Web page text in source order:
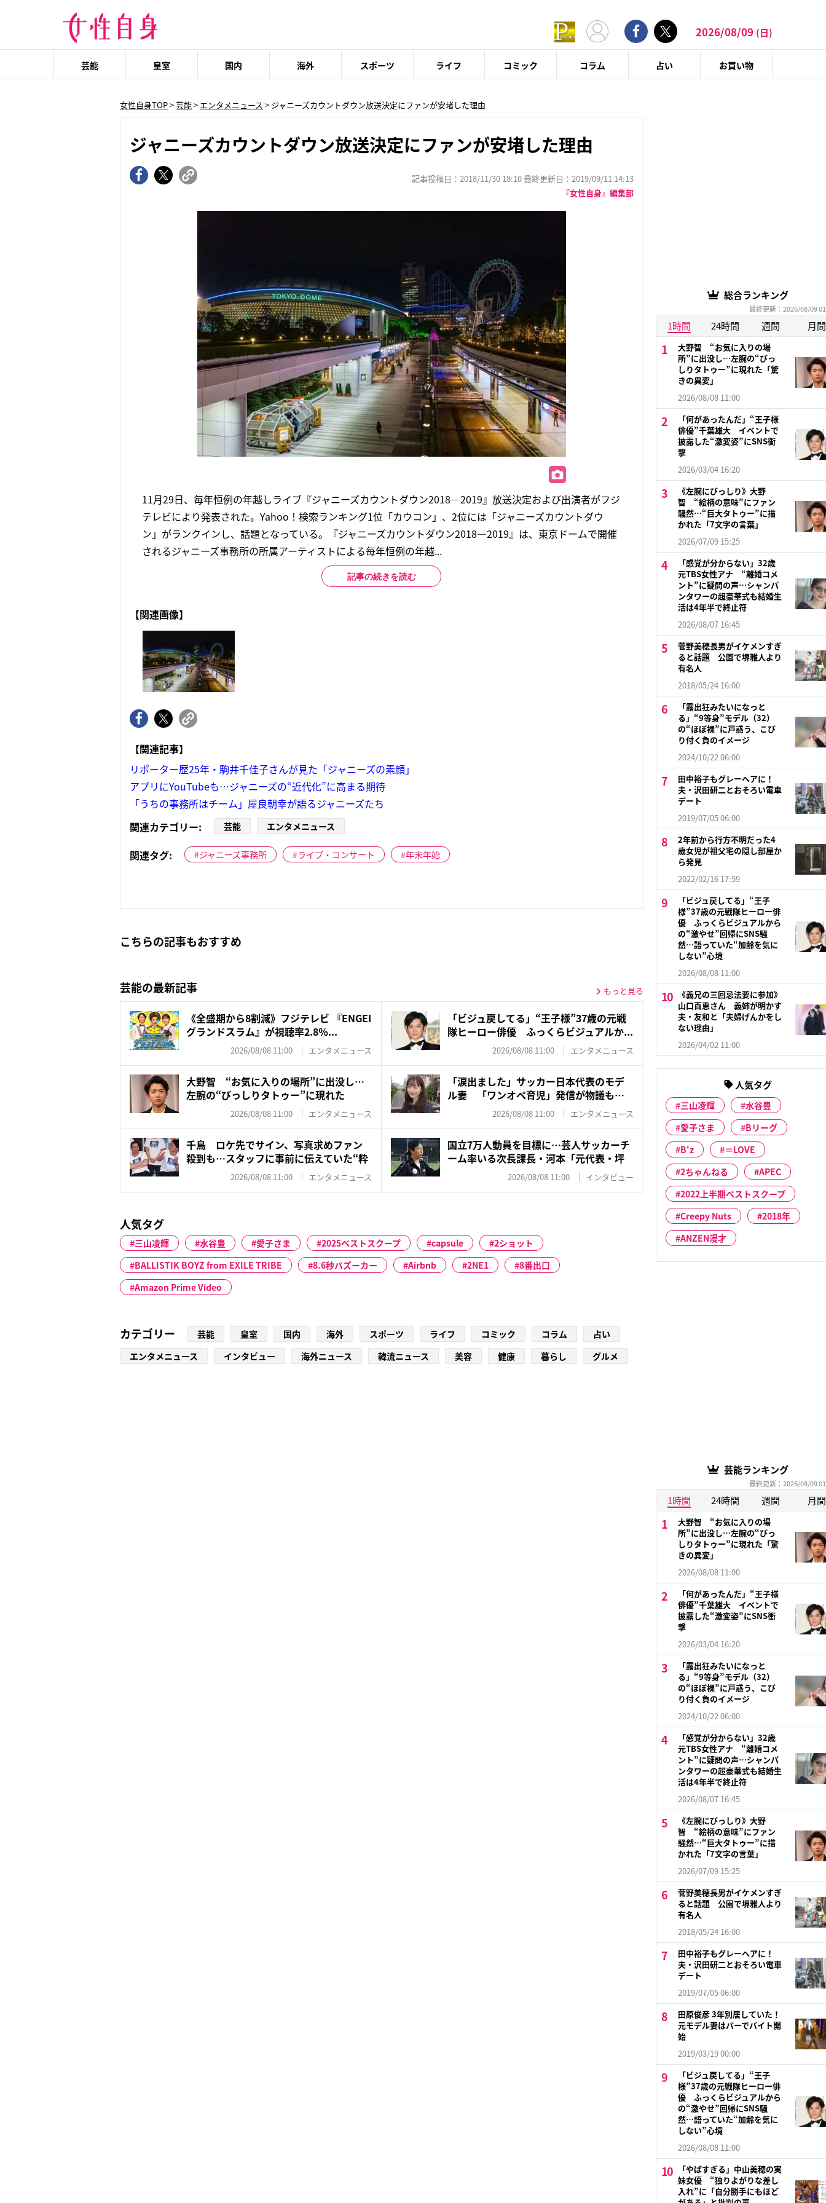
2026/08/09 (日)
芸能 皇室 国内 海外 スポーツ ライフ コミック コラム 占い お買い物
女性自身TOP>芸能> エンタメニュース > ジャニーズカウントダウン放送決定にファンが安堵した理由
ジャニーズカウントダウン放送決定にファンが安堵した理由
記事投稿日：2018/11/30 18:10 最終更新日：2019/09/11 14:13
『女性自身』編集部
11月29日、毎年恒例の年越しライブ『ジャニーズカウントダウン2018―2019』放送決定および出演者がフジ
テレビにより発表された。Yahoo！検索ランキング1位「カウコン」、2位には「ジャニーズカウントダウ
ン」がランクインし、話題となっている。『ジャニーズカウントダウン2018―2019』は、東京ドームで開催
されるジャニーズ事務所の所属アーティストによる毎年恒例の年越...
記事の続きを読む
【関連画像】
【関連記事】
リポーター歴25年・駒井千佳子さんが見た「ジャニーズの素顔」
アプリにYouTubeも…ジャニーズの“近代化”に高まる期待
「うちの事務所はチーム」屋良朝幸が語るジャニーズたち
関連カテゴリー:
芸能 エンタメニュース
関連タグ: ジャニーズ事務所 ライブ・コンサート 年末年始
こちらの記事もおすすめ
芸能の最新記事 もっと見る
《全盛期から8割減》フジテレビ 『ENGEI
グランドスラム』が視聴率2.8％...
2026/08/08 11:00 エンタメニュース
「ビジュ戻してる」“王子様”37歳の元戦
隊ヒーロー俳優 ふっくらビジュアルか...
2026/08/08 11:00 エンタメニュース
大野智 “お気に入りの場所”に出没し…
左腕の“びっしりタトゥー”に現れた
2026/08/08 11:00 エンタメニュース
「涙出ました」サッカー日本代表のモデ
ル妻 「ワンオペ育児」発信が物議も…
2026/08/08 11:00 エンタメニュース
千鳥 ロケ先でサイン、写真求めファン
殺到も…スタッフに事前に伝えていた“粋
2026/08/08 11:00 エンタメニュース
国立7万人動員を目標に…芸人サッカーチ
ーム率いる次長課長・河本「元代表・坪
2026/08/08 11:00 インタビュー
人気タグ
三山凌輝 水谷豊 愛子さま 2025ベストスクープ capsule
2ショット
BALLISTIK BOYZ from EXILE TRIBE
8.6秒バズーカー Airbnb 2NE1
8番出口
Amazon Prime Video
カテゴリー 芸能 皇室 国内 海外 スポーツ ライフ コミック コラム
占い
エンタメニュース
インタビュー 海外ニュース 韓流ニュース 美容 健康 暮らし グルメ
総合ランキング
最終更新：2026/08/09
1時間 24時間 週間 月間
大野智 “お気に入りの場
所”に出没し…左腕の“びっ
しりタトゥー”に現れた「驚
きの異変」
2026/08/08 11:00
「何があったんだ」“王子様
俳優”千葉雄大 イベントで
披露した“激変姿”にSNS衝
撃
2026/03/04 16:20
《左腕にびっしり》大野
智 “絵柄の意味”にファン
騒然…“巨大タトゥー”に描
かれた「7文字の言葉」
2026/07/09 15:25
「感覚が分からない」32歳
元TBS女性アナ “離婚コメ
ント”に疑問の声…シャンパ
ンタワーの超豪華式も結婚生
活は4年半で終止符
2026/08/07 16:45
菅野美穂長男がイケメンすぎ
ると話題 公園で堺雅人より
有名人
2018/05/24 16:00
「露出狂みたいになっと
る」“9等身”モデル（32）
の“ほぼ裸”に戸惑う、こび
り付く負のイメージ
2024/10/22 06:00
田中裕子もグレーヘアに！
夫・沢田研二とおそろい電車
デート
2019/07/05 06:00
2年前から行方不明だった4
歳女児が祖父宅の隠し部屋か
ら発見
2022/02/16 17:59
「ビジュ戻してる」“王子
様”37歳の元戦隊ヒーロー俳
優 ふっくらビジュアルから
の“激やせ”回帰にSNS騒
然…語っていた“加齢を気に
しない”心境
2026/08/08 11:00
《義兄の三回忌法要に参加》
山口百恵さん 義姉が明かす
夫・友和と「夫婦げんかをし
ない理由」
2026/04/02 11:00
人気タグ
三山凌輝
水谷豊
愛子さま
Bリーグ
B'z
＝LOVE
2ちゃんねる
APEC
2022上半期ベストスクープ
Creepy Nuts
2018年
ANZEN漫才
芸能ランキング
最終更新：2026/08/09
1時間 24時間 週間 月間
大野智 “お気に入りの場
所”に出没し…左腕の“びっ
しりタトゥー”に現れた「驚
きの異変」
2026/08/08 11:00
「何があったんだ」“王子様
俳優”千葉雄大 イベントで
披露した“激変姿”にSNS衝
撃
2026/03/04 16:20
「露出狂みたいになっと
る」“9等身”モデル（32）
の“ほぼ裸”に戸惑う、こび
り付く負のイメージ
2024/10/22 06:00
「感覚が分からない」32歳
元TBS女性アナ “離婚コメ
ント”に疑問の声…シャンパ
ンタワーの超豪華式も結婚生
活は4年半で終止符
2026/08/07 16:45
《左腕にびっしり》大野
智 “絵柄の意味”にファン
騒然…“巨大タトゥー”に描
かれた「7文字の言葉」
2026/07/09 15:25
菅野美穂長男がイケメンすぎ
ると話題 公園で堺雅人より
有名人
2018/05/24 16:00
田中裕子もグレーヘアに！
夫・沢田研二とおそろい電車
デート
2019/07/05 06:00
田原俊彦 3年別居していた！
元モデル妻はバーでバイト開
始
2019/03/19 00:00
「ビジュ戻してる」“王子
様”37歳の元戦隊ヒーロー俳
優 ふっくらビジュアルから
の“激やせ”回帰にSNS騒
然…語っていた“加齢を気に
しない”心境
2026/08/08 11:00
「やばすぎる」中山美穂の実
妹女優 “独りよがりな差し
入れ”に「自分勝手にもほど